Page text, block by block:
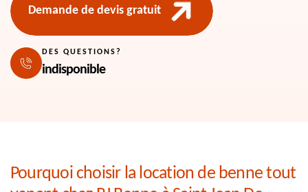
Demande de devis gratuit
DES QUESTIONS?
indisponible
Pourquoi choisir la location de benne tout